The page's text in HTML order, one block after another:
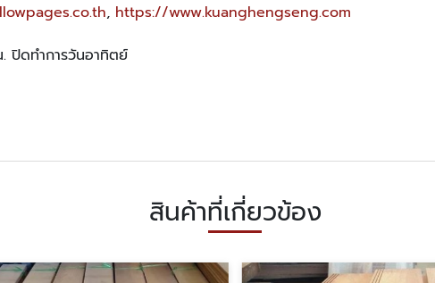
, https://www.kuanghengseng.com
ปิดทำการวันอาทิตย์
สินค้าที่เกี่ยวข้อง